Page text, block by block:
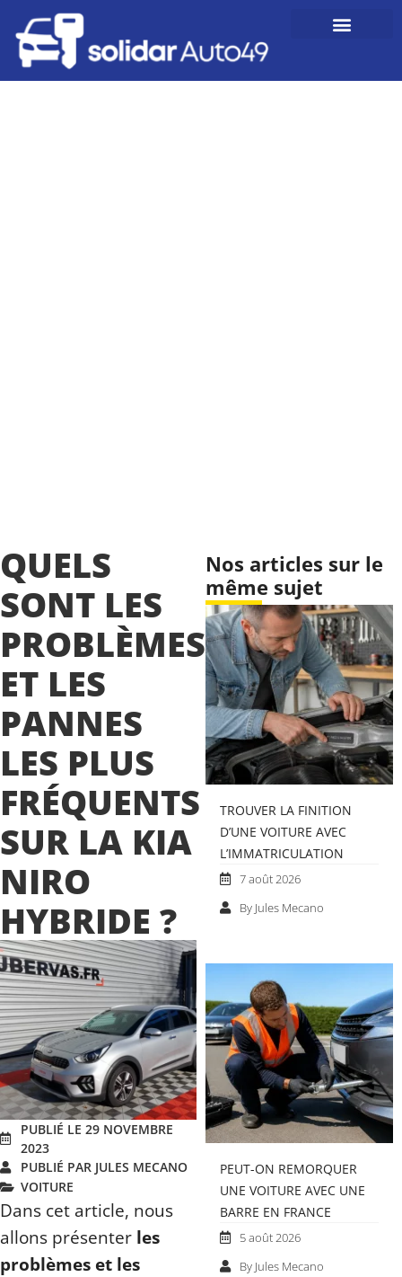
QUELS
SONT LES
PROBLÈMES
ET LES
PANNES
LES PLUS
FRÉQUENTS
SUR LA KIA
NIRO
HYBRIDE ?
PUBLIÉ LE 29 NOVEMBRE
2023
PUBLIÉ PAR JULES MECANO
VOITURE
Dans cet article, nous
allons présenter les
problèmes et les
Nos articles sur le
même sujet
TROUVER LA FINITION
D’UNE VOITURE AVEC
L’IMMATRICULATION
7 août 2026
By Jules Mecano
PEUT-ON REMORQUER
UNE VOITURE AVEC UNE
BARRE EN FRANCE
5 août 2026
By Jules Mecano